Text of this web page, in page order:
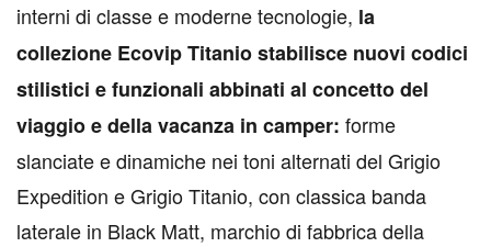
interni di classe e moderne tecnologie, la
collezione Ecovip Titanio stabilisce nuovi codici
stilistici e funzionali abbinati al concetto del
viaggio e della vacanza in camper: forme
slanciate e dinamiche nei toni alternati del Grigio
Expedition e Grigio Titanio, con classica banda
laterale in Black Matt, marchio di fabbrica della